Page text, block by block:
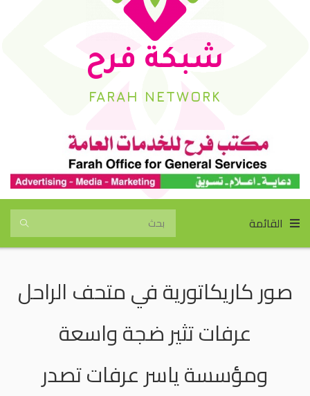
شبكة فرح
FARAH NETWORK
القائمة
صور كاريكاتورية في متحف الراحل
عرفات تثير ضجة واسعة
ومؤسسة ياسر عرفات تصدر